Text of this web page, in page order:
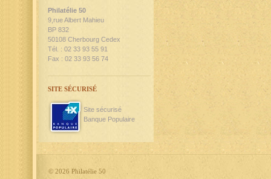
Philatélie 50
9,rue Albert Mahieu
BP 832
50108 Cherbourg Cedex
Tél. : 02 33 93 55 91
Fax : 02 33 93 56 74
SITE SÉCURISÉ
Site sécurisé
Banque Populaire
© 2026 Philatélie 50